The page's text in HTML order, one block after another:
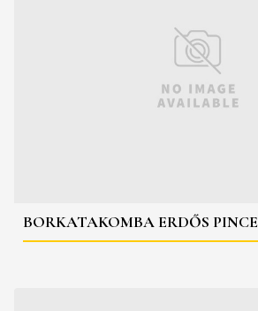
BORKATAKOMBA ERDŐS PINCE